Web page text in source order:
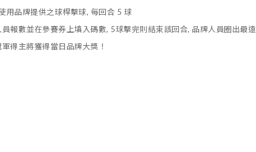
用品牌提供之球桿擊球, 每回合 5 球
報數並在參賽券上填入碼數, 5球擊完則結束該回合, 品牌人員圈出最
得主將獲得當日品牌大獎！